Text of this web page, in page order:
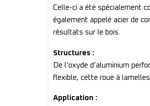
Celle-ci a été spécialement
également appelé acier de
résultats sur le bois.
Structures :
De l’oxyde d’aluminium
flexible, cette roue à
Application :